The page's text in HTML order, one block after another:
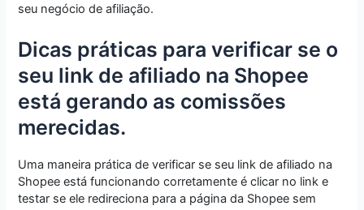
seu negócio de afiliação.
Dicas práticas para verificar se o
seu link de afiliado na Shopee
está gerando as comissões
merecidas.
Uma maneira prática de verificar se seu link de afiliado na
Shopee está funcionando corretamente é clicar no link e
testar se ele redireciona para a página da Shopee sem